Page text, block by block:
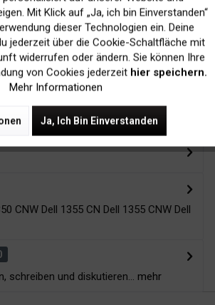
der
Versand innerhalb von
24H*
CNW Dell 1355 CN Dell 1355 CNW Dell
schreiben und diskutieren... mehr
Inaktiv
Inaktiv
Mit Klick auf „Ja, ich bin Einverstanden“
dieser Technologien ein. Deine
jederzeit über die Cookie-Schaltfläche mit
widerrufen oder ändern. Sie können Ihre
von Cookies jederzeit hier speichern.
Mehr Informationen
Ja, Ich Bin Einverstanden